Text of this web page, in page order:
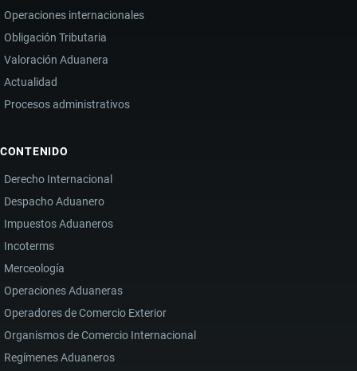
Operaciones internacionales
Obligación Tributaria
Valoración Aduanera
Actualidad
Procesos administrativos
CONTENIDO
Derecho Internacional
Despacho Aduanero
Impuestos Aduaneros
Incoterms
Merceología
Operaciones Aduaneras
Operadores de Comercio Exterior
Organismos de Comercio Internacional
Regímenes Aduaneros